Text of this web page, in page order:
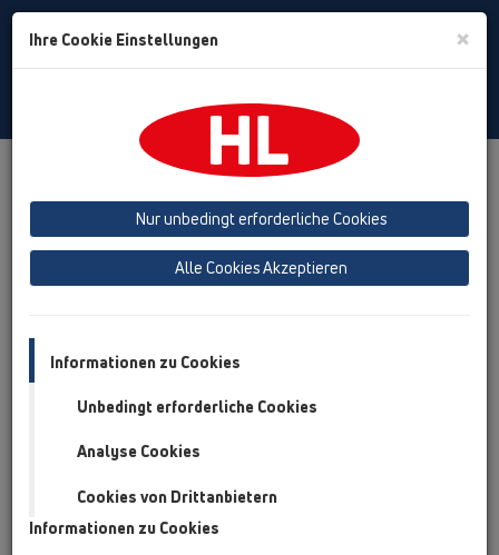
Toggle
Pressemeldungen
Pressemeldungen
Hutterer & Lechner Factsheet
Ihre Cookie Einstellungen ×
Nur unbedingt erforderliche Cookies
Alle Cookies Akzeptieren
Informationen zu Cookies
Unbedingt erforderliche Cookies
Analyse Cookies
Cookies von Drittanbietern
Informationen zu Cookies